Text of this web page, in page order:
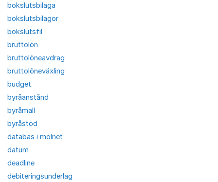
bokslutsbilaga
bokslutsbilagor
bokslutsfil
bruttolön
bruttolöneavdrag
bruttolöneväxling
budget
byråanstånd
byråmall
byråstöd
databas i molnet
datum
deadline
debiteringsunderlag